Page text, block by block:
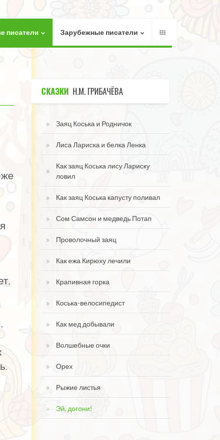
писатели Зарубежные писатели
СКАЗКИ Н.М. ГРИБАЧЁВА
Заяц Коська и Родничок
Лиса Лариска и белка Ленка
Как заяц Коська лису Лариску
ловил
Как заяц Коська капусту поливал
Сом Самсон и медведь Потап
Проволочный заяц
Как ежа Кирюху лечили
Крапивная горка
Коська-велосипедист
Как мед добывали
Волшебные очки
Орех
Рыжие листья
Эй, догони!